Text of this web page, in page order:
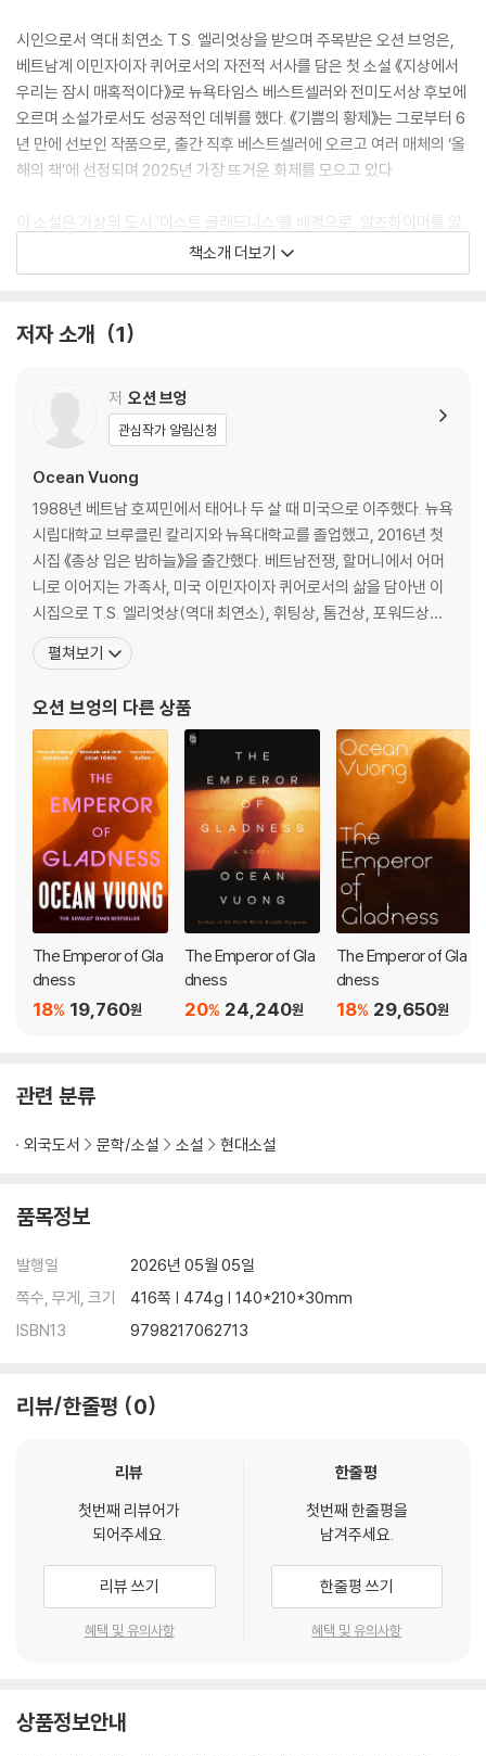
시인으로서 역대 최연소 T.S. 엘리엇상을 받으며 주목받은 오션 브엉은,
베트남계 이민자이자 퀴어로서의 자전적 서사를 담은 첫 소설 《지상에서
우리는 잠시 매혹적이다》로 뉴욕타임스 베스트셀러와 전미도서상 후보에
오르며 소설가로서도 성공적인 데뷔를 했다. 《기쁨의 황제》는 그로부터 6
년 만에 선보인 작품으로, 출간 직후 베스트셀러에 오르고 여러 매체의 ‘올
해의 책’에 선정되며 2025년 가장 뜨거운 화제를 모으고 있다.
이 소설은 가상의 도시 ‘이스트 글래드니스’를 배경으로, 알츠하이머를 앓
는 할머니 그라지나와 스스로 목숨을 끊으려던 소년 하이의 애틋한 우정을
그린다. 약물과 거짓말에 기대어 살아가던 하이는 갈 곳 없는 자신을 받아
다. 사촌 소니의 소개로 들어간 일터 ‘홈마켓’의 괴상하지만 정 많은 직원들
이민자 소년에게 처음 생긴 낯선 집, 그리고 가족. 새롭게 찾아온 의미 속에
서 하이는 기분 좋은 혼란을 받아들이기로 한다.
무너진 아메리칸드림, 쇠락한 지역의 소외된 사람들, 가족에 대한 그리움
과 미국 사회에 속하고자 하는 열망 속에서 방황하는 젊음들… 오션 브엉
은 이들의 모습을 시적 언어로 포착하여, 개인의 아픔과 치유, 가족과 공동
체의 회복을 이야기한다. 《기쁨의 황제》는 이러한 공감과 인간 회복의 서
사로 오프라 윈프리 북클럽의 선택을 받으며 출간 즉시 베스트셀러에 올랐
다. “최초의 밀레니얼세대를 위한 위대한 미국 소설”이라는 찬사를 받은
이 작품을 통해, 독자들은 미국 문학의 오늘과 내일을 확인할 수 있을 것이
Ocean Vuong returns with a bighearted novel about chos
en family, unexpected friendship, and the stories we tell
ourselves in order to survive
One late summer evening in the post-industrial town of East
Gladness, Connecticut, nineteen-year-old Hai stands on the
edge of a bridge in pelting rain, ready to jump, when he hears
someone shout across the river. The voice belongs to Grazin
a, an elderly widow succumbing to dementia, who convinces h
im to take another path. Bereft and out of options, he quickly
becomes her caretaker. Over the course of the year, the unlik
ely pair develops a life-altering bond, one built on empathy, s
the brink.
Following the cycles of history, memory, and time, The Emper
or of Gladness shows the profound ways in which love, labor,
s a brave epic about what it means to exist on the fringes of s
e soul. Hallmarks of Ocean Vuong's writing-formal innovation,
syntactic dexterity, and the ability to twin grit with grace thro
nd how far we would go to possess one of life's most fleeting
책소개 더보기
저자 소개 1
저 오션 브엉
관심작가 알림신청
Ocean Vuong
1988년 베트남 호찌민에서 태어나 두 살 때 미국으로 이주했다. 뉴욕
시립대학교 브루클린 칼리지와 뉴욕대학교를 졸업했고, 2016년 첫
시집 《총상 입은 밤하늘》을 출간했다. 베트남전쟁, 할머니에서 어머
니로 이어지는 가족사, 미국 이민자이자 퀴어로서의 삶을 담아낸 이
시집으로 T.S. 엘리엇상(역대 최연소), 휘팅상, 톰건상, 포워드상을
수상했다. 《뉴욕타임스》 《뉴요커》 《가디언》 등 주요 매체가 ‘올해의
책’으로 선정하며 오션 브엉은 미국 문단의 주목받는 목소리로 자리
적이다》는 베스트셀러에 오르며 전 세
펼쳐보기
오션 브엉의 다른 상품
The Emperor of Gla
dness
19,760원
18%
The Emperor of Gla
dness
24,240원
20%
The Emperor of Gla
dness
29,650원
18%
관련 분류
외국도서 문학/소설 소설 현대소설
품목정보
발행일
2026년 05월 05일
쪽수, 무게, 크기
416쪽 | 474g | 140*210*30mm
ISBN13
9798217062713
리뷰/한줄평 0
리뷰
첫번째 리뷰어가
되어주세요.
리뷰 쓰기
혜택 및 유의사항
한줄평
첫번째 한줄평을
남겨주세요.
한줄평 쓰기
혜택 및 유의사항
상품정보안내